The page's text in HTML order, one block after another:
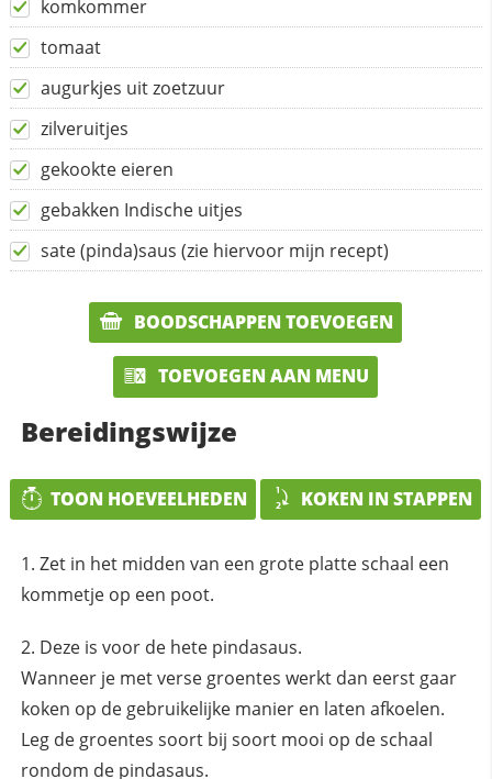
komkommer
tomaat
augurkjes uit zoetzuur
zilveruitjes
gekookte eieren
gebakken Indische uitjes
sate (pinda)saus (zie hiervoor mijn recept)
BOODSCHAPPEN TOEVOEGEN
TOEVOEGEN AAN MENU
Bereidingswijze
TOON HOEVEELHEDEN KOKEN IN STAPPEN
Zet in het midden van een grote platte schaal een
kommetje op een poot.
Deze is voor de hete pindasaus.
Wanneer je met verse groentes werkt dan eerst gaar
koken op de gebruikelijke manier en laten afkoelen.
Leg de groentes soort bij soort mooi op de schaal
rondom de pindasaus.